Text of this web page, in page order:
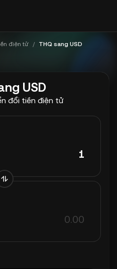
điện tử / THQ sang USD
USD
đổi tiền điện tử